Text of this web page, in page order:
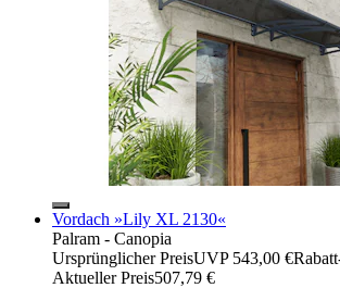
Vordach »Lily XL 2130«
Palram - Canopia
Ursprünglicher PreisUVP 543,00 €Rabatt
Aktueller Preis507,79 €